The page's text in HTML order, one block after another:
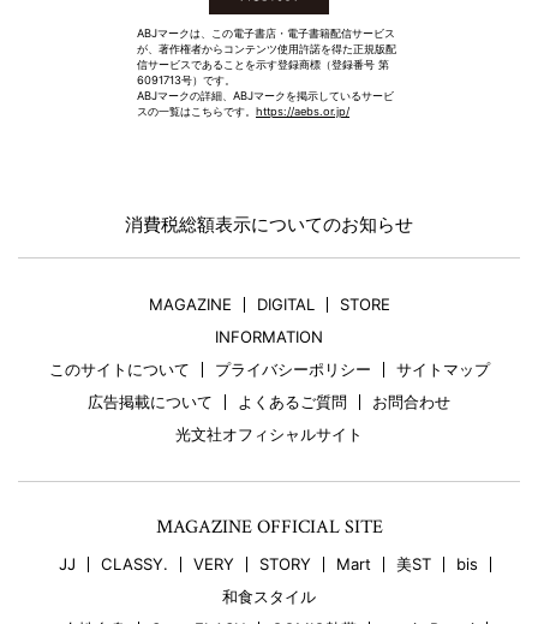
ABJマークは、この電子書店・電子書籍配信サービス
が、著作権者からコンテンツ使用許諾を得た正規版配
信サービスであることを示す登録商標（登録番号 第
6091713号）です。
ABJマークの詳細、ABJマークを掲示しているサービ
スの一覧はこちらです。 https://aebs.or.jp/
消費税総額表示についてのお知らせ
MAGAZINE DIGITAL
STORE
INFORMATION
このサイトについて
プライバシーポリシー
サイトマップ
広告掲載について
よくあるご質問
お問合わせ
光文社オフィシャルサイト
MAGAZINE OFFICIAL SITE
JJ CLASSY. VERY STORY Mart 美ST
bis
和食スタイル